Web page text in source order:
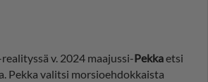
v. 2024 maajussi-Pekkaetsi
Pekka valitsi morsioehdokkaista